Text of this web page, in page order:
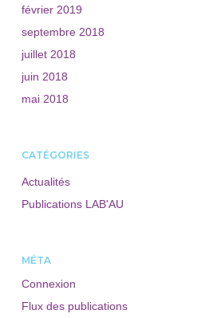
février 2019
septembre 2018
juillet 2018
juin 2018
mai 2018
CATÉGORIES
Actualités
Publications LAB'AU
MÉTA
Connexion
Flux des publications